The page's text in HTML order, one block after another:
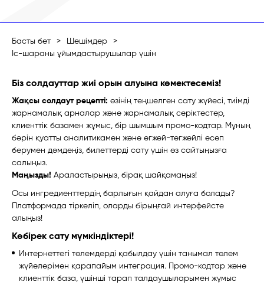
Басты бет > Шешімдер >
Іс-шараны ұйымдастырушылар үшін
Біз солдауттар жиі орын алуына көмектесеміз!
Жақсы солдаут рецепті: өзінің теңшелген сату жүйесі, тиімді
жарнамалық арналар және жарнамалық серіктестер,
клиенттік базамен жұмыс, бір шымшым промо-кодтар. Мұның
бәрін қуатты аналитикамен және егжей-тегжейлі есеп
берумен дәмдеңіз, билеттерді сату үшін өз сайтыңызға
салыңыз.
Маңызды! Араластырыңыз, бірақ шайқамаңыз!
Осы ингредиенттердің барлығын қайдан алуға болады?
Платформада тіркеліп, оларды бірыңғай интерфейсте
алыңыз!
Көбірек сату мүмкіндіктері!
Интернеттегі төлемдерді қабылдау үшін танымал төлем
жүйелерімен қарапайым интеграция. Промо-кодтар және
клиенттік база, үшінші тарап талдаушыларымен жұмыс